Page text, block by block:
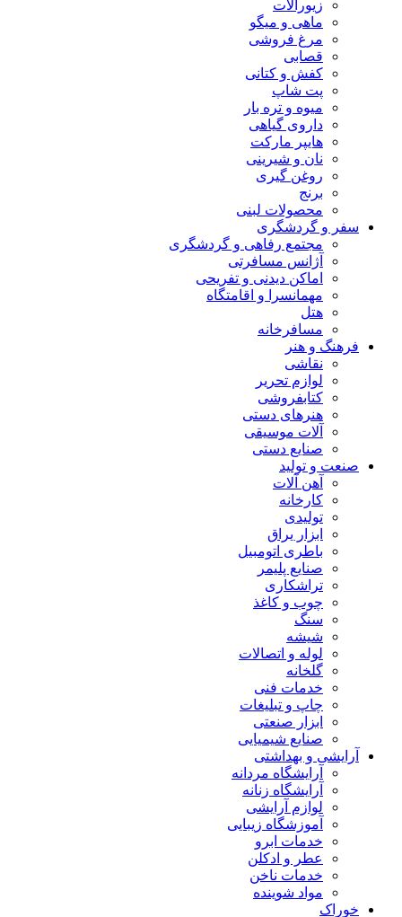
زیورآلات
ماهی و میگو
مرغ فروشی
قصابی
کفش و کتانی
پت شاپ
میوه و تره بار
داروی گیاهی
هایپر مارکت
نان و شیرینی
روغن گیری
برنج
محصولات لبنی
سفر و گردشگری
مجتمع رفاهی و گردشگری
آژانس مسافرتی
اماکن دیدنی و تفریحی
مهمانسرا و اقامتگاه
هتل
مسافرخانه
فرهنگ و هنر
نقاشی
لوازم تحریر
کتابفروشی
هنرهای دستی
آلات موسیقی
صنایع دستی
صنعت و تولید
آهن آلات
کارخانه
تولیدی
ابزار یراق
باطری اتومبیل
صنایع پلیمر
تراشکاری
چوب و کاغذ
سنگ
شیشه
لوله و اتصالات
گلخانه
خدمات فنی
چاپ و تبلیغات
ابزار صنعتی
صنایع شیمیایی
آرایشی و بهداشتی
آرایشگاه مردانه
آرایشگاه زنانه
لوازم آرایشی
آموزشگاه زیبایی
خدمات ابرو
عطر و ادکلن
خدمات ناخن
مواد شوینده
خوراک